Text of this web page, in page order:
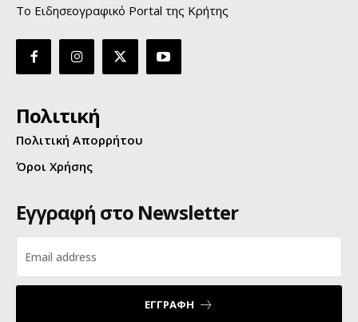
Το Ειδησεογραφικό Portal της Κρήτης
Πολιτική
Πολιτική Απορρήτου
Όροι Χρήσης
Εγγραφή στο Newsletter
ΕΓΓΡΑΦΗ